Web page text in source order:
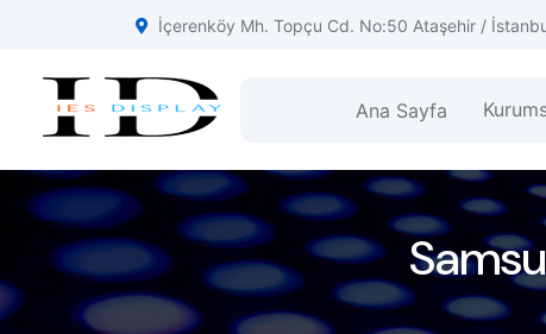
İçerenköy Mh. Topçu Cd. No:50 Ataşehir /
Ana Sayfa